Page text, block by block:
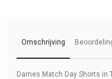
Omschrijving
Dames Match Day Shorts in